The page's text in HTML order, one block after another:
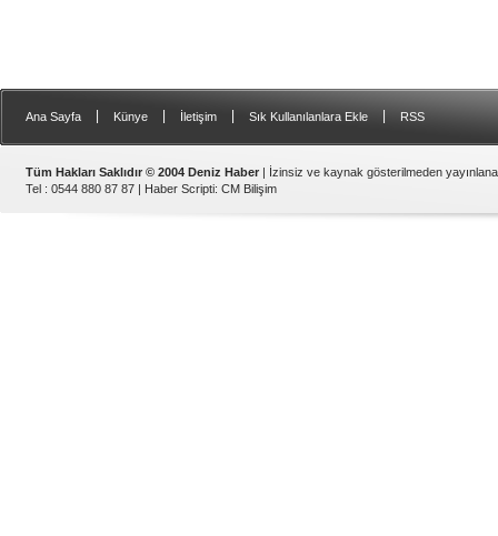
Ana Sayfa Künye İletişim Sık Kullanılanlara Ekle RSS
Tüm Hakları Saklıdır © 2004 Deniz Haber | İzinsiz ve kaynak gösterilmeden
Tel : 0544 880 87 87 | Haber Scripti: CM Bilişim